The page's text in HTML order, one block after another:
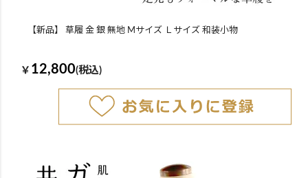
【新品】 草履 金 銀 無地 Mサイズ Ｌサイズ 和装小物
￥ 12,800(税込)